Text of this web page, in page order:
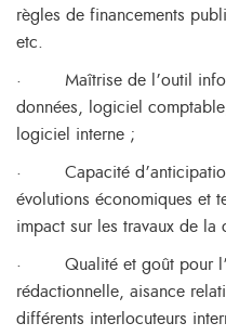
règles de financements
etc.
· Maîtrise de l’outil
données, logiciel
logiciel interne ;
· Capacité
évolutions économiques et
impact sur les travaux de la
· Qualité et goût pour
rédactionnelle, aisance
différents interlocuteurs